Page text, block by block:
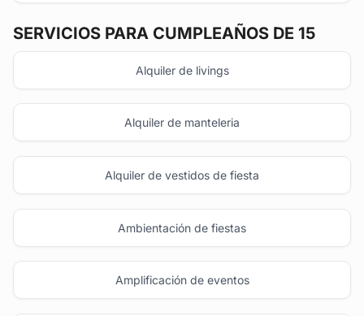
SERVICIOS PARA CUMPLEAÑOS DE 15
Alquiler de livings
Alquiler de manteleria
Alquiler de vestidos de fiesta
Ambientación de fiestas
Amplificación de eventos